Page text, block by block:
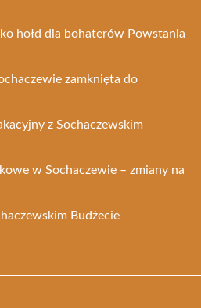
hołd dla bohaterów Powstania
zamknięta do
z Sochaczewskim
w Sochaczewie – zmiany na
Budżecie